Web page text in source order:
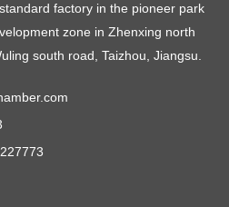
factory in the pioneer park
zone in Zhenxing north
south road, Taizhou, Jiangsu.